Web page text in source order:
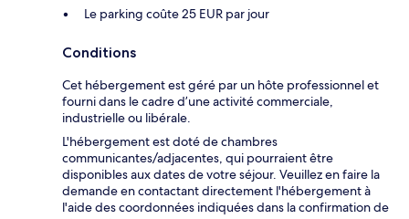
Le parking coûte 25 EUR par jour
Conditions
Cet hébergement est géré par un hôte professionnel et
fourni dans le cadre d’une activité commerciale,
industrielle ou libérale.
L'hébergement est doté de chambres
communicantes/adjacentes, qui pourraient être
disponibles aux dates de votre séjour. Veuillez en faire la
demande en contactant directement l'hébergement à
l'aide des coordonnées indiquées dans la confirmation de